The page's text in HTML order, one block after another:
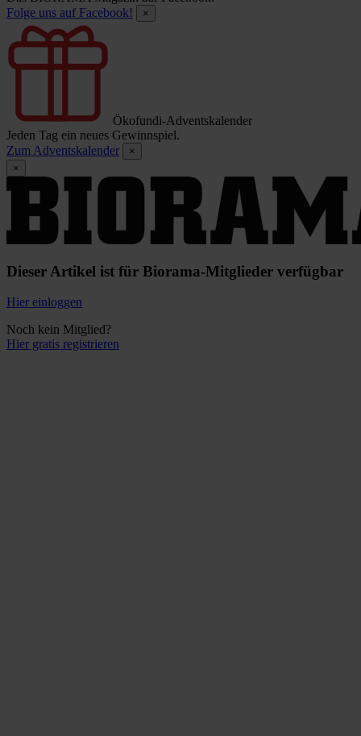
Folge uns auf Facebook!
×
Ökofundi-Adventskalender
Jeden Tag ein neues Gewinnspiel.
Zum Adventskalender
×
×
Dieser Artikel ist für Biorama-Mitglieder verfügbar
Hier einloggen
Noch kein Mitglied?
Hier gratis registrieren